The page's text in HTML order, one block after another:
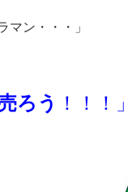
マン・・・」
ろう ！！！」